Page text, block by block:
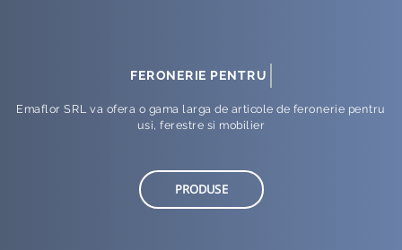
FERONERIE PENTRU MOBILIER
Emaflor SRL va ofera o gama larga de articole de feronerie pentru
usi, ferestre si mobilier
PRODUSE